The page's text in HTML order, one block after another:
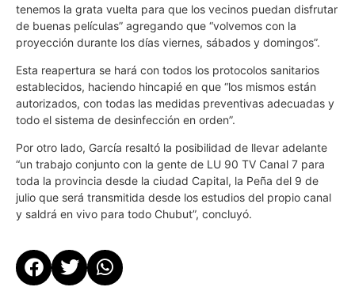
tenemos la grata vuelta para que los vecinos puedan disfrutar
de buenas películas” agregando que “volvemos con la
proyección durante los días viernes, sábados y domingos”.
Esta reapertura se hará con todos los protocolos sanitarios
establecidos, haciendo hincapié en que “los mismos están
autorizados, con todas las medidas preventivas adecuadas y
todo el sistema de desinfección en orden”.
Por otro lado, García resaltó la posibilidad de llevar adelante
“un trabajo conjunto con la gente de LU 90 TV Canal 7 para
toda la provincia desde la ciudad Capital, la Peña del 9 de
julio que será transmitida desde los estudios del propio canal
y saldrá en vivo para todo Chubut”, concluyó.